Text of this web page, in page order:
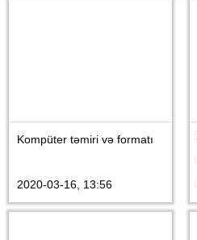
Kompüter təmiri və formatı
2020-03-16, 13:56